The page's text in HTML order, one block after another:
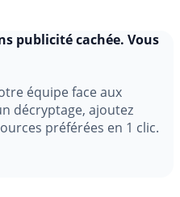
équipe face aux
décryptage, ajoutez
préférées en 1 clic.